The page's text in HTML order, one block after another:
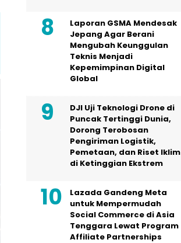
Laporan GSMA Mendesak
Jepang Agar Berani
Mengubah Keunggulan
Teknis Menjadi
Kepemimpinan Digital
Global
DJI Uji Teknologi Drone di
Puncak Tertinggi Dunia,
Dorong Terobosan
Pengiriman Logistik,
Pemetaan, dan Riset Iklim
di Ketinggian Ekstrem
Lazada Gandeng Meta
untuk Mempermudah
Social Commerce di Asia
Tenggara Lewat Program
Affiliate Partnerships